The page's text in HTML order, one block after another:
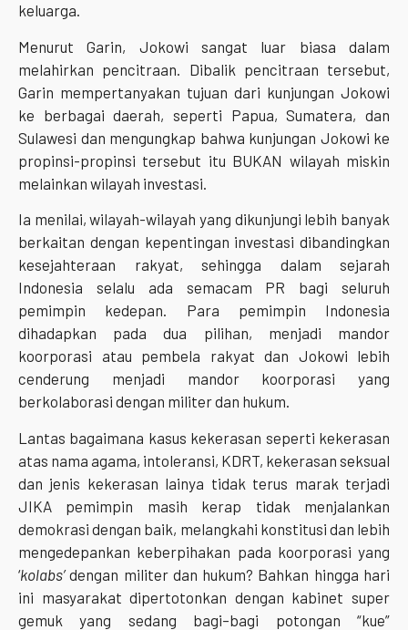
keluarga.
Menurut Garin, Jokowi sangat luar biasa dalam
melahirkan pencitraan. Dibalik pencitraan tersebut,
Garin mempertanyakan tujuan dari kunjungan Jokowi
ke berbagai daerah, seperti Papua, Sumatera, dan
Sulawesi dan mengungkap bahwa kunjungan Jokowi ke
propinsi-propinsi tersebut itu BUKAN wilayah miskin
melainkan wilayah investasi.
Ia menilai, wilayah-wilayah yang dikunjungi lebih banyak
berkaitan dengan kepentingan investasi dibandingkan
kesejahteraan rakyat, sehingga dalam sejarah
Indonesia selalu ada semacam PR bagi seluruh
pemimpin kedepan. Para pemimpin Indonesia
dihadapkan pada dua pilihan, menjadi mandor
koorporasi atau pembela rakyat dan Jokowi lebih
cenderung menjadi mandor koorporasi yang
berkolaborasi dengan militer dan hukum.
Lantas bagaimana kasus kekerasan seperti kekerasan
atas nama agama, intoleransi, KDRT, kekerasan seksual
dan jenis kekerasan lainya tidak terus marak terjadi
JIKA pemimpin masih kerap tidak menjalankan
demokrasi dengan baik, melangkahi konstitusi dan lebih
mengedepankan keberpihakan pada koorporasi yang
‘kolabs’dengan militer dan hukum? Bahkan hingga hari
ini masyarakat dipertotonkan dengan kabinet super
gemuk yang sedang bagi–bagi potongan “kue”